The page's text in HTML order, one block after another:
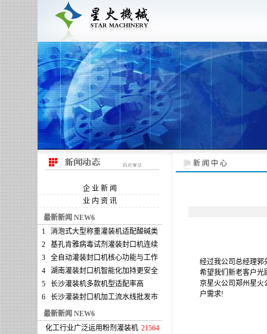
企 业 新 闻
业 内 资 讯
最新新闻 NEW6
1
消泡式大型称重灌装机适配酸碱类
2
基孔肯雅病毒试剂灌装封口机连续
3
全自动灌装封口机核心功能与工作
4
湖南灌装封口机智能化加持更安全
5
长沙灌装机多款机型适配率高
6
长沙灌装封口机加工流水线批发市
最新新闻 NEW6
化工行业广泛运用粉剂灌装机 21564
新 闻 中 心
经过我公司总经理郭
希望我们新老客户光
京星火公司郑州星火
户需求!